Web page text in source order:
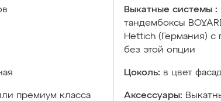
Выкатные системы :
тандембоксы
Hettich (Германия)
без этой опции
Цоколь: в цвет
премиум класса
Аксессуары: